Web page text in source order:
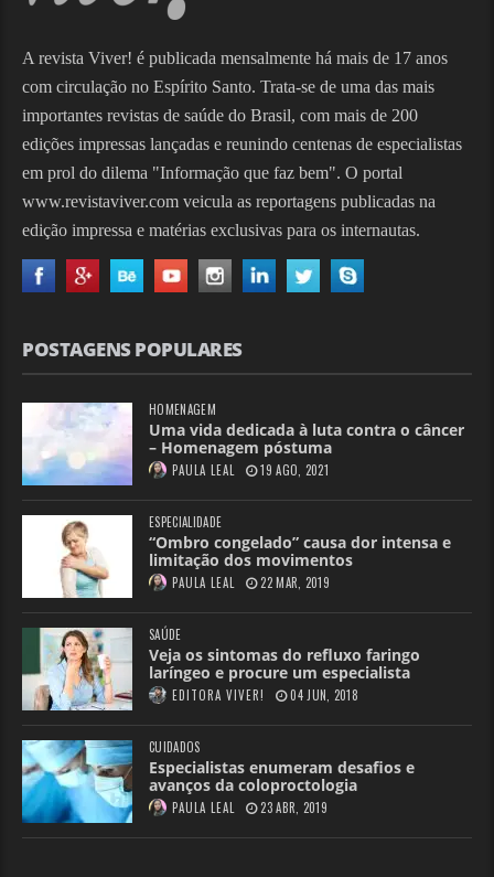
A revista Viver! é publicada mensalmente há mais de 17 anos
com circulação no Espírito Santo. Trata-se de uma das mais
importantes revistas de saúde do Brasil, com mais de 200
edições impressas lançadas e reunindo centenas de especialistas
em prol do dilema "Informação que faz bem". O portal
www.revistaviver.com veicula as reportagens publicadas na
edição impressa e matérias exclusivas para os internautas.
POSTAGENS POPULARES
HOMENAGEM
Uma vida dedicada à luta contra o câncer
– Homenagem póstuma
PAULA LEAL 19 AGO, 2021
ESPECIALIDADE
“Ombro congelado” causa dor intensa e
limitação dos movimentos
PAULA LEAL 22 MAR, 2019
SAÚDE
Veja os sintomas do refluxo faringo
laríngeo e procure um especialista
EDITORA VIVER! 04 JUN, 2018
CUIDADOS
Especialistas enumeram desafios e
avanços da coloproctologia
PAULA LEAL 23 ABR, 2019